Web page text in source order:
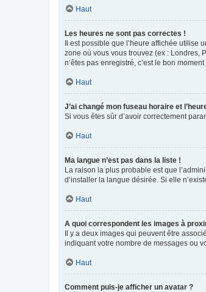
Haut
Les heures ne sont pas correctes !
Il est possible que l’heure affichée
zone où vous vous trouvez (ex : Londres,
n’êtes pas enregistré, c’est le bon
Haut
J’ai changé mon fuseau horaire et
Si vous êtes sûr d’avoir correctement
Haut
Ma langue n’est pas dans la liste !
La raison la plus probable est que
d’installer la langue désirée. Si elle
Haut
A quoi correspondent les images à
Il y a deux images qui peuvent être
indiquant votre nombre de messages ou
Haut
Comment puis-je afficher un avatar ?